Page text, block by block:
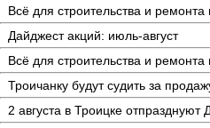
Всё для строительства и ремонта
Дайджест акций: июль-август
Всё для строительства и ремонта
Троичанку будут судить за
2 августа в Троицке отпразднуют